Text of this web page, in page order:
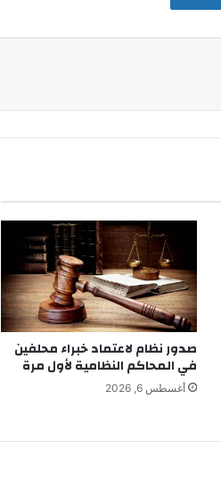
صدور نظام لاعتماد خبراء محلفين
في المحاكم النظامية لأول مرة
أغسطس 6, 2026